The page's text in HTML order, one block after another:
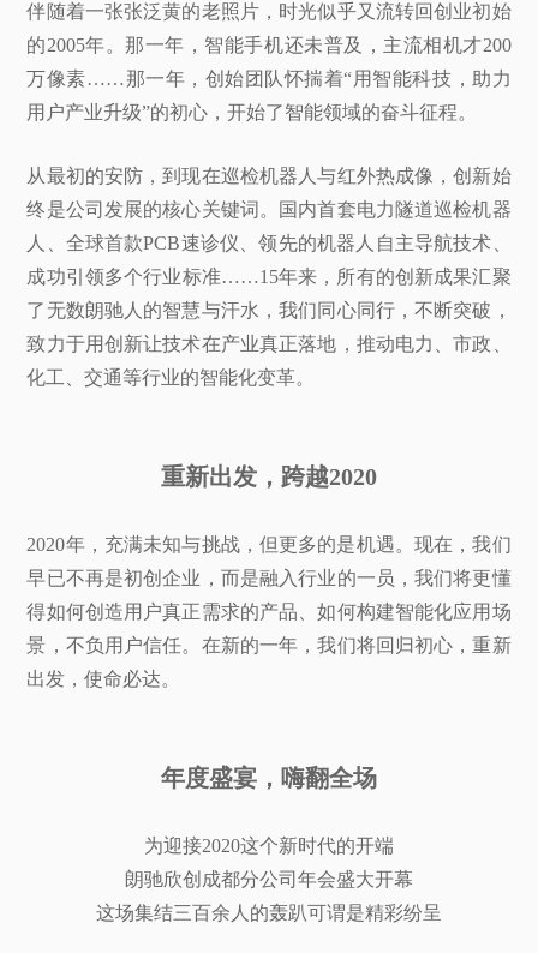
伴随着一张张泛黄的老照片，时光似乎又流转回创业初始
的2005年。那一年，智能手机还未普及，主流相机才200
万像素……那一年，创始团队怀揣着“用智能科技，助力
用户产业升级”的初心，开始了智能领域的奋斗征程。
从最初的安防，到现在巡检机器人与红外热成像，创新始
终是公司发展的核心关键词。国内首套电力隧道巡检机器
人、全球首款PCB速诊仪、领先的机器人自主导航技术、
成功引领多个行业标准……15年来，所有的创新成果汇聚
了无数朗驰人的智慧与汗水，我们同心同行，不断突破，
致力于用创新让技术在产业真正落地，推动电力、市政、
化工、交通等行业的智能化变革。
重新出发，跨越2020
2020年，充满未知与挑战，但更多的是机遇。现在，我们
早已不再是初创企业，而是融入行业的一员，我们将更懂
得如何创造用户真正需求的产品、如何构建智能化应用场
景，不负用户信任。在新的一年，我们将回归初心，重新
出发，使命必达。
年度盛宴，嗨翻全场
为迎接2020这个新时代的开端
朗驰欣创成都分公司年会盛大开幕
这场集结三百余人的轰趴可谓是精彩纷呈